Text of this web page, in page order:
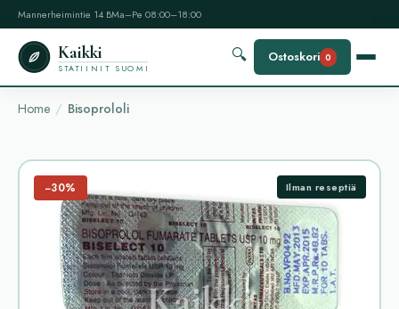
Mannerheimintie 14 BMa–Pe 08:00–18:00
Kaikki
STATIINIT SUOMI
🔍 Ostoskori 0
Home Bisoprololi
−30% Ilman reseptiä